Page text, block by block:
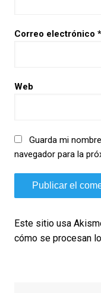
Correo electrónico *
Web
Guarda mi
navegador para la
Este sitio usa
cómo se procesan